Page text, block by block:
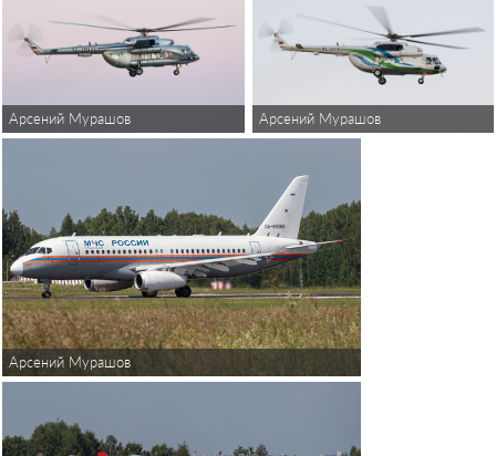
Арсений Мурашов Арсений Мурашов
Арсений Мурашов